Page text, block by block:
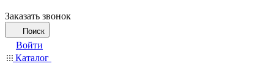
Заказать звонок
Поиск
Войти
Каталог